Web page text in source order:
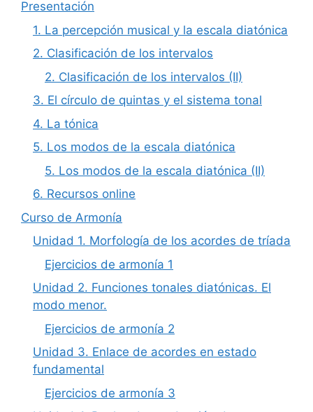
Presentación
1. La percepción musical y la escala diatónica
2. Clasificación de los intervalos
2. Clasificación de los intervalos (II)
3. El círculo de quintas y el sistema tonal
4. La tónica
5. Los modos de la escala diatónica
5. Los modos de la escala diatónica (II)
6. Recursos online
Curso de Armonía
Unidad 1. Morfología de los acordes de tríada
Ejercicios de armonía 1
Unidad 2. Funciones tonales diatónicas. El
modo menor.
Ejercicios de armonía 2
Unidad 3. Enlace de acordes en estado
fundamental
Ejercicios de armonía 3